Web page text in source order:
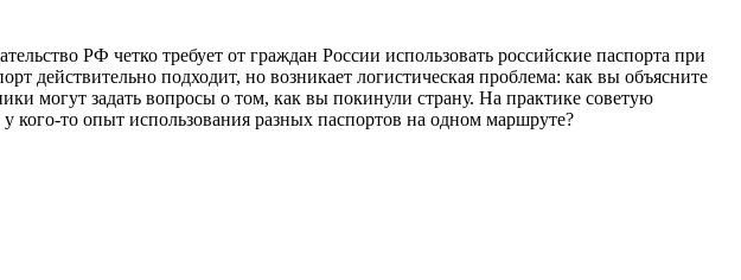
РФ четко требует от граждан России использовать российские паспорта при
действительно подходит, но возникает логистическая проблема: как вы объясните
могут задать вопросы о том, как вы покинули страну. На практике советую
кого-то опыт использования разных паспортов на одном маршруте?